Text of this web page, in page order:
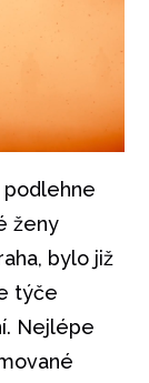
podlehne
ženy
bylo již
týče
Nejlépe